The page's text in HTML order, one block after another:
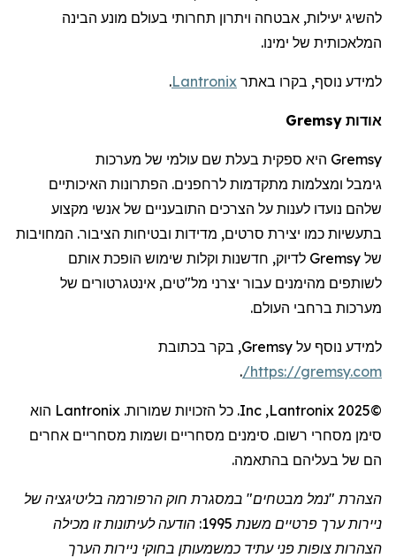
להשיג יעילות, אבטחה ויתרון תחרותי בעולם מונע הבינה
המלאכותית של ימינו.
למידע נוסף, בקרו באתר Lantronix
.
אודות Gremsy
Gremsy היא ספקית בעלת שם עולמי של מערכות
גימבל ומצלמות מתקדמות לרחפנים. הפתרונות האיכותיים
שלהם נועדו לענות על הצרכים התובעניים של אנשי מקצוע
בתעשיות כמו יצירת סרטים, מדידות ובטיחות הציבור. המחויבות
של Gremsy לדיוק, חדשנות וקלות שימוש הופכת אותם
לשותפים מהימנים עבור יצרני מל"טים, אינטגרטורים של
מערכות ברחבי העולם.
למידע נוסף על Gremsy, בקר בכתובת
https://gremsy.com
/
.
©2025
Lantronix
,
Inc. כל הזכויות שמורות. Lantronix הוא
סימן מסחרי רשום. סימנים מסחריים ושמות מסחריים אחרים
הם של בעליהם בהתאמה.
הצהרת "נמל מבטחים" במסגרת חוק הרפורמה בליטיגציה של
ניירות ערך פרטיים משנת 1995: הודעה לעיתונות זו מכילה
הצהרות צופות פני עתיד כמשמעותן בחוקי ניירות הערך